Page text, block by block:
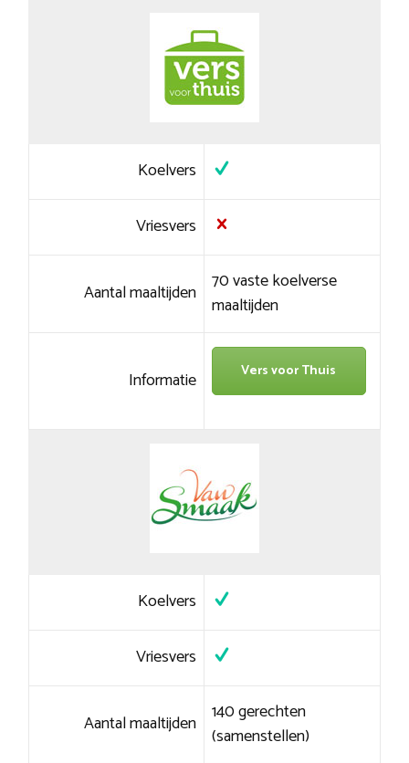
Koelvers
Vriesvers
Aantal maaltijden 70 vaste koelverse
maaltijden
Informatie Vers voor Thuis
Koelvers
Vriesvers
Aantal maaltijden 140 gerechten
(samenstellen)